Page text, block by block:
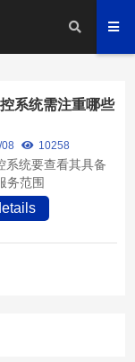
系统需注重哪些
10258
系统要查看其具备
务范围